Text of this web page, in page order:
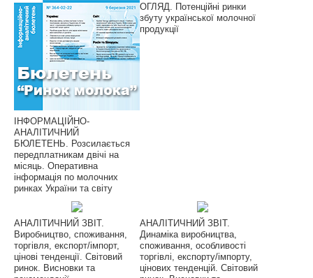
ІНФОРМАЦІЙНО-
АНАЛІТИЧНИЙ
БЮЛЕТЕНЬ. Розсилається
передплатникам двічі на
місяць. Оперативна
інформація по молочних
ринках України та світу
ОГЛЯД. Потенційні ринки
збуту української молочної
продукції
АНАЛІТИЧНИЙ ЗВІТ.
Виробництво, споживання,
торгівля, експорт/імпорт,
цінові тенденції. Світовий
ринок. Висновки та
АНАЛІТИЧНИЙ ЗВІТ.
Динаміка виробництва,
споживання, особливості
торгівлі, експорту/імпорту,
цінових тенденцій. Світовий